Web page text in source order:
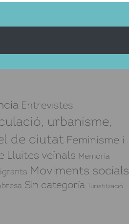
Entrevistes
urbanisme,
de ciutat Feminisme i
Lluites veïnals Memòria
Moviments socials
Sin categoría Turistització